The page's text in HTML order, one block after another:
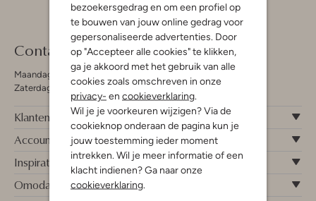
bezoekersgedrag en om een profiel op
te bouwen van jouw online gedrag voor
gepersonaliseerde advertenties. Door
op "Accepteer alle cookies" te klikken,
ga je akkoord met het gebruik van alle
cookies zoals omschreven in onze
privacy- en cookieverklaring.
Wil je je voorkeuren wijzigen? Via de
cookieknop onderaan de pagina kun je
jouw toestemming ieder moment
intrekken. Wil je meer informatie of een
klacht indienen? Ga naar onze
cookieverklaring.
Contact
Maandag - Vrijdag 09:00 - 19:00 uur
Zaterdag 09:00 - 17:00 uur
Klantenservice
Account
Inspiratie
Omoda